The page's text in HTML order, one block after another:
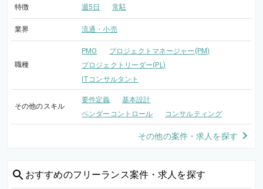
特徴 週5日 常駐
業界 流通・小売
職種
PMO
プロジェクトマネージャー(PM)
プロジェクトリーダー(PL)
ITコンサルタント
その他のスキル
要件定義
基本設計
ベンダーコントロール
コンサルティング
その他の案件・求人を探す
おすすめのフリーランス案件・求人を探す